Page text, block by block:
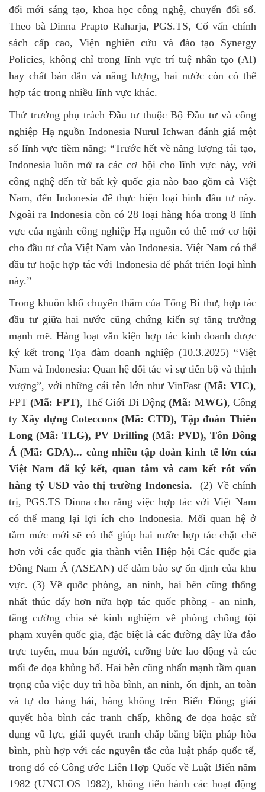
đổi mới sáng tạo, khoa học công nghệ, chuyển đổi số.
Theo bà Dinna Prapto Raharja, PGS.TS, Cố vấn chính
sách cấp cao, Viện nghiên cứu và đào tạo Synergy
Policies, không chỉ trong lĩnh vực trí tuệ nhân tạo (AI)
hay chất bán dẫn và năng lượng, hai nước còn có thể
hợp tác trong nhiều lĩnh vực khác.
Thứ trưởng phụ trách Đầu tư thuộc Bộ Đầu tư và công
nghiệp Hạ nguồn Indonesia Nurul Ichwan đánh giá một
số lĩnh vực tiềm năng: “Trước hết về năng lượng tái tạo,
Indonesia luôn mở ra các cơ hội cho lĩnh vực này, với
công nghệ đến từ bất kỳ quốc gia nào bao gồm cả Việt
Nam, đến Indonesia để thực hiện loại hình đầu tư này.
Ngoài ra Indonesia còn có 28 loại hàng hóa trong 8 lĩnh
vực của ngành công nghiệp Hạ nguồn có thể mở cơ hội
cho đầu tư của Việt Nam vào Indonesia. Việt Nam có thể
đầu tư hoặc hợp tác với Indonesia để phát triển loại hình
này.”
Trong khuôn khổ chuyến thăm của Tổng Bí thư, hợp tác
đầu tư giữa hai nước cũng chứng kiến sự tăng trưởng
mạnh mẽ. Hàng loạt văn kiện hợp tác kinh doanh được
ký kết trong Tọa đàm doanh nghiệp (10.3.2025) “Việt
Nam và Indonesia: Quan hệ đối tác vì sự tiến bộ và thịnh
vượng”, với những cái tên lớn như VinFast (Mã: VIC),
FPT(Mã: FPT), Thế Giới Di Động(Mã: MWG), Công
ty Xây dựng Coteccons (Mã: CTD), Tập đoàn Thiên
Long (Mã: TLG), PV Drilling (Mã: PVD), Tôn Đông
Á (Mã: GDA)... cùng nhiều tập đoàn kinh tế lớn của
Việt Nam đã ký kết, quan tâm và cam kết rót vốn
hàng tỷ USD vào thị trường Indonesia.
(2) Về chính
trị, PGS.TS Dinna cho rằng việc hợp tác với Việt Nam
có thể mang lại lợi ích cho Indonesia. Mối quan hệ ở
tầm mức mới sẽ có thể giúp hai nước hợp tác chặt chẽ
hơn với các quốc gia thành viên Hiệp hội Các quốc gia
Đông Nam Á (ASEAN) để đảm bảo sự ổn định của khu
vực. (3) Về quốc phòng, an ninh, hai bên cũng thống
nhất thúc đẩy hơn nữa hợp tác quốc phòng - an ninh,
tăng cường chia sẻ kinh nghiệm về phòng chống tội
phạm xuyên quốc gia, đặc biệt là các đường dây lừa đảo
trực tuyến, mua bán người, cưỡng bức lao động và các
mối đe dọa khủng bố. Hai bên cũng nhấn mạnh tầm quan
trọng của việc duy trì hòa bình, an ninh, ổn định, an toàn
và tự do hàng hải, hàng không trên Biển Đông; giải
quyết hòa bình các tranh chấp, không đe dọa hoặc sử
dụng vũ lực, giải quyết tranh chấp bằng biện pháp hòa
bình, phù hợp với các nguyên tắc của luật pháp quốc tế,
trong đó có Công ước Liên Hợp Quốc về Luật Biển năm
1982 (UNCLOS 1982), không tiến hành các hoạt động